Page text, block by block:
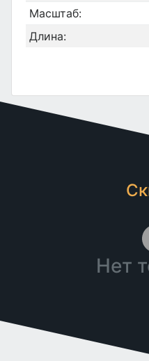
Масштаб:
Длина:
Нет